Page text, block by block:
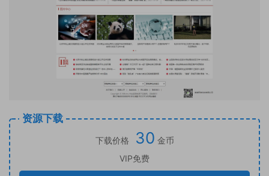
资源下载
下载价格 30 金币
VIP免费